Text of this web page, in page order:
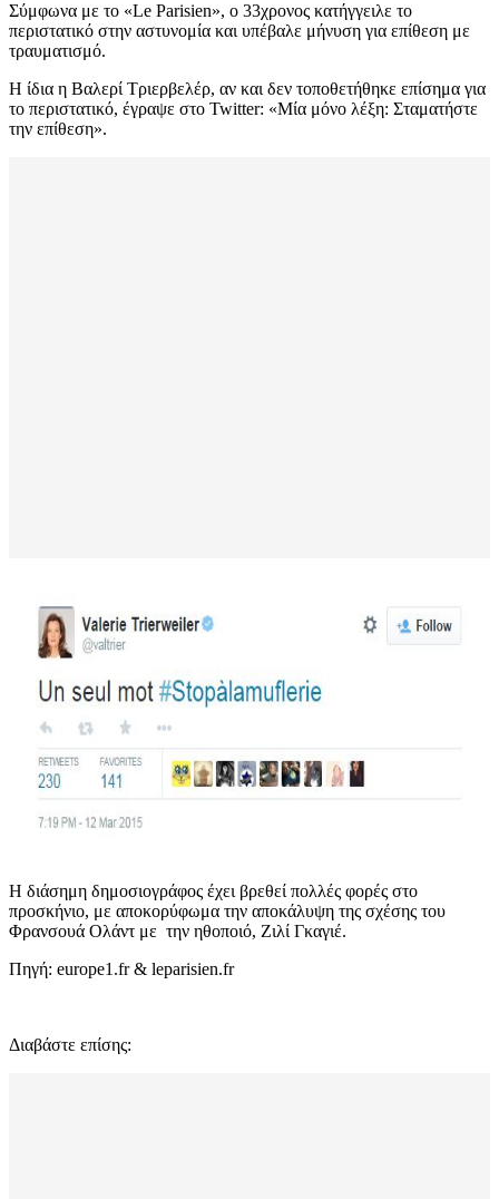
Σύμφωνα με το «Le Parisien», ο 33χρονος κατήγγειλε το
περιστατικό στην αστυνομία και υπέβαλε μήνυση για επίθεση με
τραυματισμό.
Η ίδια η Βαλερί Τριερβελέρ, αν και δεν τοποθετήθηκε επίσημα για
το περιστατικό, έγραψε στο Twitter: «Μία μόνο λέξη: Σταματήστε
την επίθεση».
Η διάσημη δημοσιογράφος έχει βρεθεί πολλές φορές στο
προσκήνιο, με αποκορύφωμα την αποκάλυψη της σχέσης του
Φρανσουά Ολάντ με την ηθοποιό, Ζιλί Γκαγιέ.
Πηγή: europe1.fr & leparisien.fr
Διαβάστε επίσης: